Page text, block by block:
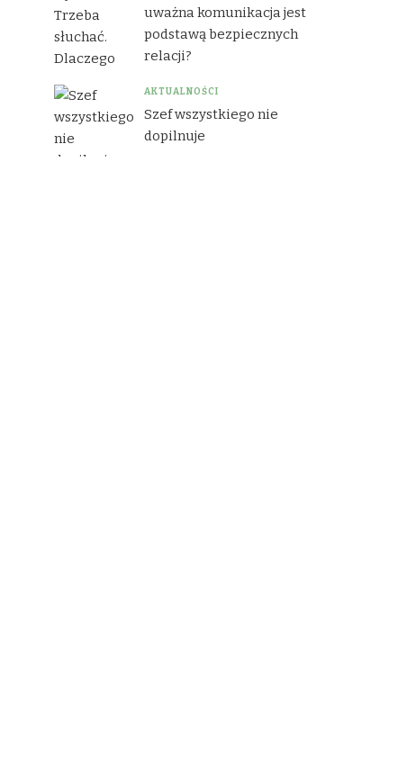
uważna komunikacja jest
podstawą bezpiecznych
relacji?
AKTUALNOŚCI
Szef wszystkiego nie
dopilnuje